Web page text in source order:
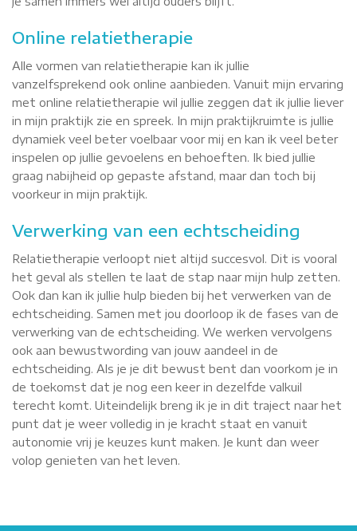
Online relatietherapie
Alle vormen van relatietherapie kan ik jullie
vanzelfsprekend ook online aanbieden. Vanuit mijn ervaring
met online relatietherapie wil jullie zeggen dat ik jullie liever
in mijn praktijk zie en spreek. In mijn praktijkruimte is jullie
dynamiek veel beter voelbaar voor mij en kan ik veel beter
inspelen op jullie gevoelens en behoeften. Ik bied jullie
graag nabijheid op gepaste afstand, maar dan toch bij
voorkeur in mijn praktijk.
Verwerking van een echtscheiding
Relatietherapie verloopt niet altijd succesvol. Dit is vooral
het geval als stellen te laat de stap naar mijn hulp zetten.
Ook dan kan ik jullie hulp bieden bij het verwerken van de
echtscheiding. Samen met jou doorloop ik de fases van de
verwerking van de echtscheiding. We werken vervolgens
ook aan bewustwording van jouw aandeel in de
echtscheiding. Als je je dit bewust bent dan voorkom je in
de toekomst dat je nog een keer in dezelfde valkuil
terecht komt. Uiteindelijk breng ik je in dit traject naar het
punt dat je weer volledig in je kracht staat en vanuit
autonomie vrij je keuzes kunt maken. Je kunt dan weer
volop genieten van het leven.